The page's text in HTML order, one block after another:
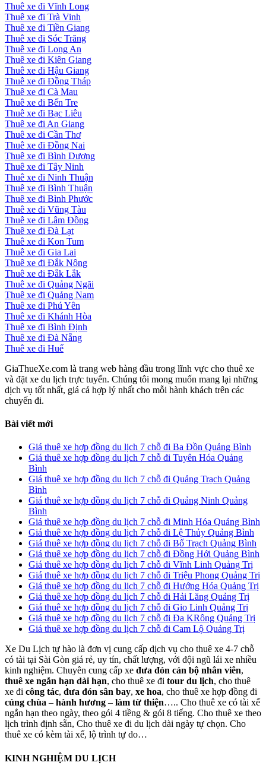
Thuê xe đi Vĩnh Long
Thuê xe đi Trà Vinh
Thuê xe đi Tiền Giang
Thuê xe đi Sóc Trăng
Thuê xe đi Long An
Thuê xe đi Kiên Giang
Thuê xe đi Hậu Giang
Thuê xe đi Đồng Tháp
Thuê xe đi Cà Mau
Thuê xe đi Bến Tre
Thuê xe đi Bạc Liêu
Thuê xe đi An Giang
Thuê xe đi Cần Thơ
Thuê xe đi Đồng Nai
Thuê xe đi Bình Dương
Thuê xe đi Tây Ninh
Thuê xe đi Ninh Thuận
Thuê xe đi Bình Thuận
Thuê xe đi Bình Phước
Thuê xe đi Vũng Tàu
Thuê xe đi Lâm Đồng
Thuê xe đi Đà Lạt
Thuê xe đi Kon Tum
Thuê xe đi Gia Lai
Thuê xe đi Đắk Nông
Thuê xe đi Đắk Lắk
Thuê xe đi Quảng Ngãi
Thuê xe đi Quảng Nam
Thuê xe đi Phú Yên
Thuê xe đi Khánh Hòa
Thuê xe đi Bình Định
Thuê xe đi Đà Nẵng
Thuê xe đi Huế
GiaThueXe.com là trang web hàng đầu trong lĩnh vực cho thuê xe
và đặt xe du lịch trực tuyến. Chúng tôi mong muốn mang lại những
dịch vụ tốt nhất, giá cả hợp lý nhất cho mỗi hành khách trên các
chuyến đi.
Bài viết mới
Giá thuê xe hợp đồng du lịch 7 chỗ đi Ba Đồn Quảng Bình
Giá thuê xe hợp đồng du lịch 7 chỗ đi Tuyên Hóa Quảng
Bình
Giá thuê xe hợp đồng du lịch 7 chỗ đi Quảng Trạch Quảng
Bình
Giá thuê xe hợp đồng du lịch 7 chỗ đi Quảng Ninh Quảng
Bình
Giá thuê xe hợp đồng du lịch 7 chỗ đi Minh Hóa Quảng Bình
Giá thuê xe hợp đồng du lịch 7 chỗ đi Lệ Thủy Quảng Bình
Giá thuê xe hợp đồng du lịch 7 chỗ đi Bố Trạch Quảng Bình
Giá thuê xe hợp đồng du lịch 7 chỗ đi Đồng Hới Quảng Bình
Giá thuê xe hợp đồng du lịch 7 chỗ đi Vĩnh Linh Quảng Trị
Giá thuê xe hợp đồng du lịch 7 chỗ đi Triệu Phong Quảng Trị
Giá thuê xe hợp đồng du lịch 7 chỗ đi Hướng Hóa Quảng Trị
Giá thuê xe hợp đồng du lịch 7 chỗ đi Hải Lăng Quảng Trị
Giá thuê xe hợp đồng du lịch 7 chỗ đi Gio Linh Quảng Trị
Giá thuê xe hợp đồng du lịch 7 chỗ đi Đa KRông Quảng Trị
Giá thuê xe hợp đồng du lịch 7 chỗ đi Cam Lộ Quảng Trị
Xe Du Lịch tự hào là đơn vị cung cấp dịch vụ cho thuê xe 4-7 chỗ
có tài tại Sài Gòn giá rẻ, uy tín, chất lượng, với đội ngũ lái xe nhiều
kinh nghiệm. Chuyên cung cấp xe đưa đón cán bộ nhân viên,
thuê xe ngắn hạn dài hạn, cho thuê xe đi tour du lịch, cho thuê
xe đi công tác, đưa đón sân bay, xe hoa, cho thuê xe hợp đồng đi
cúng chùa – hành hương – làm từ thiện….. Cho thuê xe có tài xế
ngắn hạn theo ngày, theo gói 4 tiềng & gói 8 tiếng. Cho thuê xe theo
lịch trình định sẵn, Cho thuê xe đi du lịch dài ngày tự chọn. Cho
thuê xe có kèm tài xế, lộ trình tự do…
KINH NGHIỆM DU LỊCH